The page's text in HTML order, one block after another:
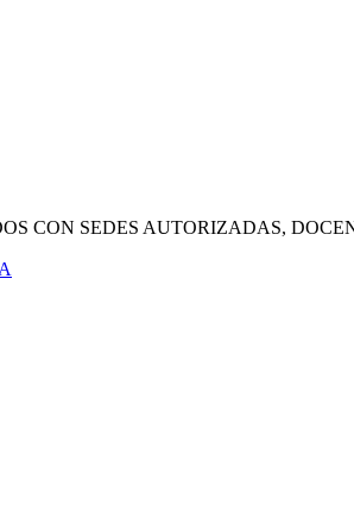
CON SEDES AUTORIZADAS,